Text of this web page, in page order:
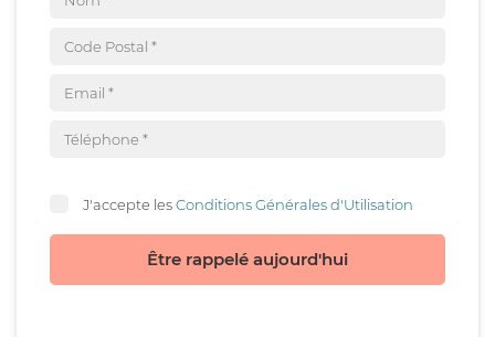
J'accepte lesConditions Générales d'Utilisation
Être rappelé aujourd'hui